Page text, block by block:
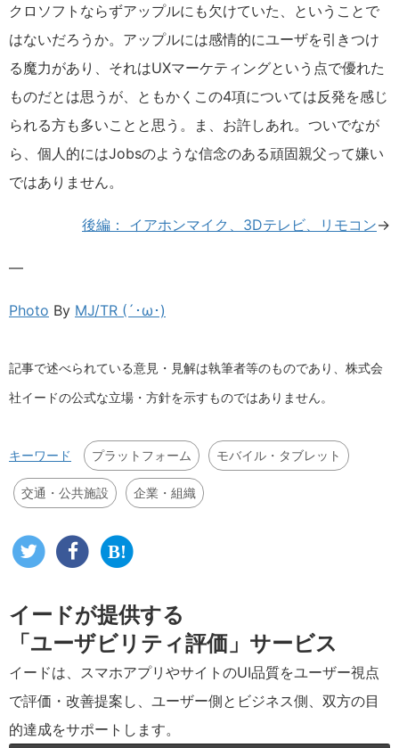
クロソフトならずアップルにも欠けていた、ということで
はないだろうか。アップルには感情的にユーザを引きつけ
る魔力があり、それはUXマーケティングという点で優れた
ものだとは思うが、ともかくこの4項については反発を感じ
られる方も多いことと思う。ま、お許しあれ。ついでなが
ら、個人的にはJobsのような信念のある頑固親父って嫌い
ではありません。
後編： イアホンマイク、3Dテレビ、リモコン→
—
Photo By MJ/TR (´･ω･)
記事で述べられている意見・見解は執筆者等のものであり、株式会
社イードの公式な立場・方針を示すものではありません。
キーワード プラットフォーム モバイル・タブレット
交通・公共施設 企業・組織
イードが提供する
「ユーザビリティ評価」サービス
イードは、スマホアプリやサイトのUI品質をユーザー視点
で評価・改善提案し、ユーザー側とビジネス側、双方の目
的達成をサポートします。